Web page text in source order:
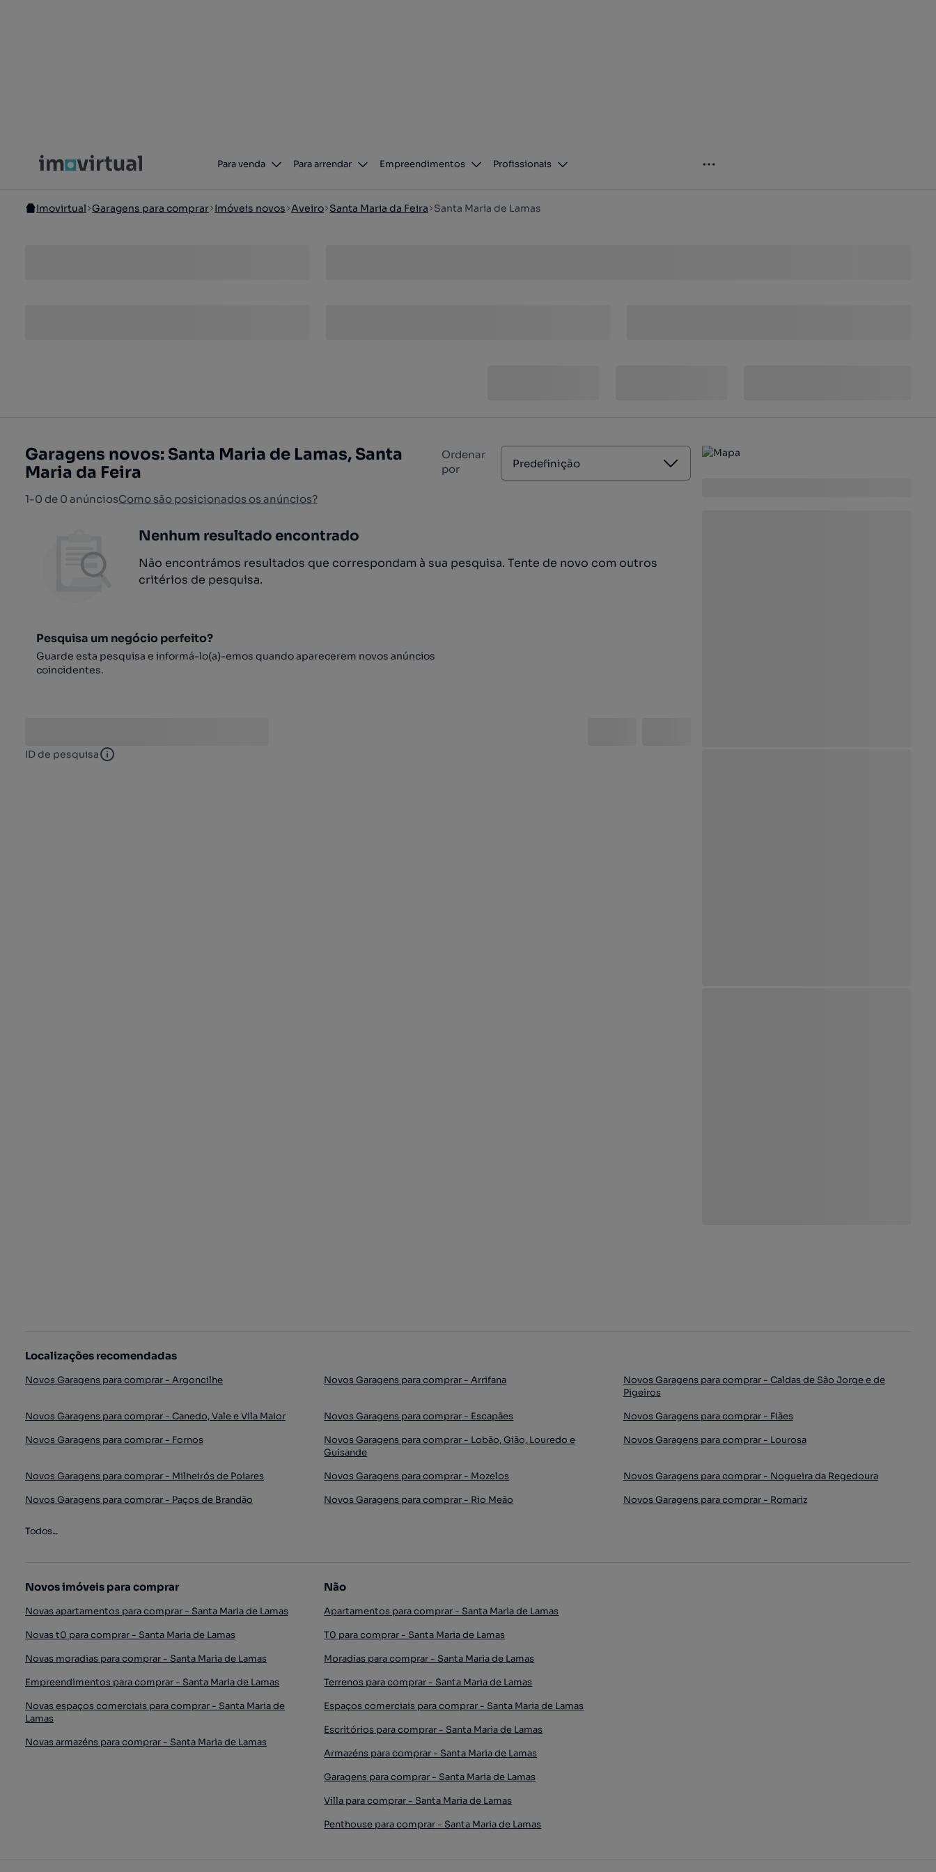
Para venda Para arrendar Empreendimentos Profissionais
Imovirtual Garagens para comprar Imóveis novos Aveiro Santa Maria da Feira Santa Maria de Lamas
Garagens novos: Santa Maria de Lamas, Santa
Maria da Feira
1-0 de 0 anúnciosComo são posicionados os anúncios?
Ordenar
por
Predefinição
Nenhum resultado encontrado
Não encontrámos resultados que correspondam à sua pesquisa. Tente de novo com outros
critérios de pesquisa.
Pesquisa um negócio perfeito?
Guarde esta pesquisa e informá-lo(a)-emos quando aparecerem novos anúncios
coincidentes.
ID de pesquisa ID de pesquisa
Localizações recomendadas
Novos Garagens para comprar - Argoncilhe Novos Garagens para comprar - Arrifana
Novos Garagens para comprar - Caldas de São Jorge e de
Pigeiros
Novos Garagens para comprar - Canedo, Vale e Vila Maior
Novos Garagens para comprar - Escapães
Novos Garagens para comprar - Fiães
Novos Garagens para comprar - Fornos
Novos Garagens para comprar - Lobão, Gião, Louredo e
Guisande
Novos Garagens para comprar - Lourosa
Novos Garagens para comprar - Milheirós de Poiares Novos Garagens para comprar - Mozelos
Novos Garagens para comprar - Nogueira da Regedoura
Novos Garagens para comprar - Paços de Brandão
Novos Garagens para comprar - Rio Meão Novos Garagens para comprar - Romariz
Todos...
Novos imóveis para comprar
Novas apartamentos para comprar - Santa Maria de Lamas
Novas t0 para comprar - Santa Maria de Lamas
Novas moradias para comprar - Santa Maria de Lamas
Empreendimentos para comprar - Santa Maria de Lamas
Novas espaços comerciais para comprar - Santa Maria de
Lamas
Novas armazéns para comprar - Santa Maria de Lamas
Não
Apartamentos para comprar - Santa Maria de Lamas
T0 para comprar - Santa Maria de Lamas
Moradias para comprar - Santa Maria de Lamas
Terrenos para comprar - Santa Maria de Lamas
Espaços comerciais para comprar - Santa Maria de Lamas
Escritórios para comprar - Santa Maria de Lamas
Armazéns para comprar - Santa Maria de Lamas
Garagens para comprar - Santa Maria de Lamas
Villa para comprar - Santa Maria de Lamas
Penthouse para comprar - Santa Maria de Lamas